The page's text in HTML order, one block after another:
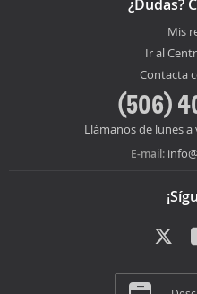
¿Dudas?
Mis
Ir al
Contacta
(506)
Llámanos de lunes a
E-mail: